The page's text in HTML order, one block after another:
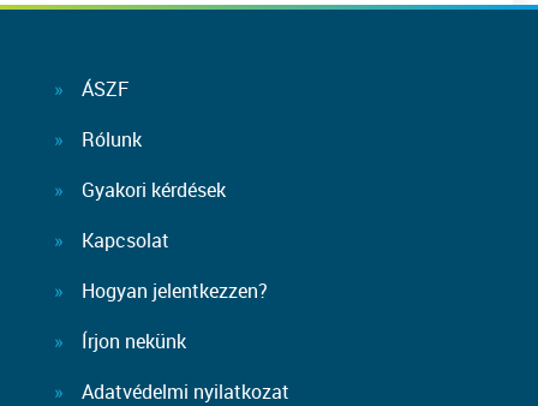
ÁSZF
Rólunk
Gyakori kérdések
Kapcsolat
Hogyan jelentkezzen?
Írjon nekünk
Adatvédelmi nyilatkozat